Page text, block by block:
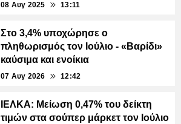
08 Αυγ 2025 13:11
Στο 3,4% υποχώρησε ο
πληθωρισμός τον Ιούλιο - «Βαρίδι»
καύσιμα και ενοίκια
07 Αυγ 2026 12:42
ΙΕΛΚΑ: Μείωση 0,47% του δείκτη
τιμών στα σούπερ μάρκετ τον Ιούλιο